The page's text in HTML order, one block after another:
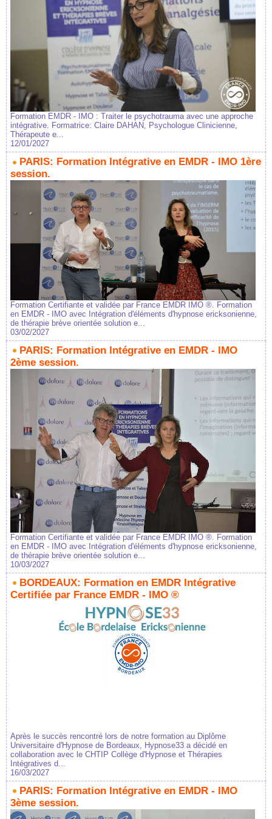
Formation EMDR - IMO : Traiter le psychotrauma avec une approche
intégrative. Formatrice: Claire DAHAN, Psychologue Clinicienne,
Thérapeute e...
12/01/2027
PARIS: Formation Intégrative en EMDR - IMO 1ère
session.
Formation Certifiante et validée par France EMDR IMO ®. Formation
en EMDR - IMO avec Intégration d'éléments d'hypnose ericksonienne,
de thérapie brève orientée solution e...
03/02/2027
PARIS: Formation Intégrative en EMDR - IMO
2ème session.
Formation Certifiante et validée par France EMDR IMO ®. Formation
en EMDR - IMO avec Intégration d'éléments d'hypnose ericksonienne,
de thérapie brève orientée solution e...
10/03/2027
BORDEAUX: Formation en EMDR Intégrative
Certifiée par France EMDR - IMO ®
Après le succès rencontré lors de notre formation au Diplôme
Universitaire d'Hypnose de Bordeaux, Hypnose33 a décidé en
collaboration avec le CHTIP Collège d'Hypnose et Thérapies
Intégratives d...
16/03/2027
PARIS: Formation Intégrative en EMDR - IMO
3ème session.